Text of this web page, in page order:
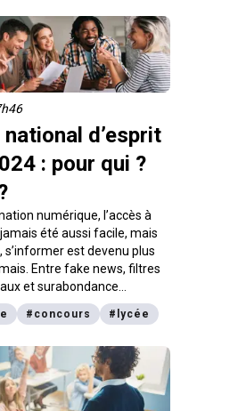
sur les concours d’entrée.
spécifique est accordée à
de commerce. Ainsi,
les conditions
établissements. Pour en
suivez notre guide.
d’esprit
: pour qui ?
numérique, l’accès à
jamais été aussi facile, mais
est devenu plus
Entre fake news, filtres
et surabondance
parfois difficile de distinguer
face à ces défis
critique. C’est pour
laFondation VoltaireetBe my
concours national d’esprit
# concours # lycée